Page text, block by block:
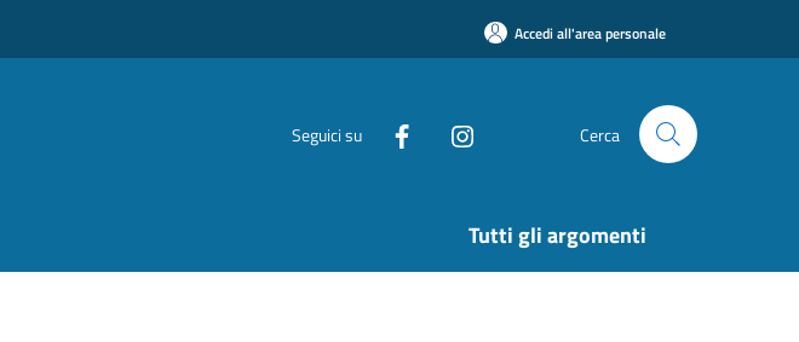
Accedi all'area personale
Seguici su Cerca
Tutti gli argomenti